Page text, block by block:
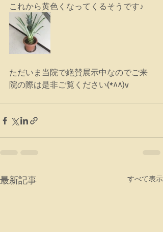
これから黄色くなってくるそうです♪
ただいま当院で絶賛展示中なのでご来
院の際は是非ご覧ください(*^^)v
最新記事 すべて表示